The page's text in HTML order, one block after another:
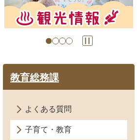
の
ド
教育総務課
よくある質問
子育て・教育